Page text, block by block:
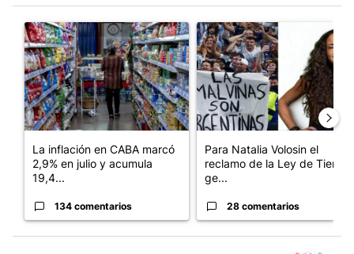
Un artículo de tendencia con el título "La inflación en CABA
La inflación en CABA marcó
2,9% en julio y acumula
19,4...
134 comentarios
Un artículo de tendencia con
Para Natalia Volosin el
reclamo de la Ley de Tierras
ge...
28 comentarios